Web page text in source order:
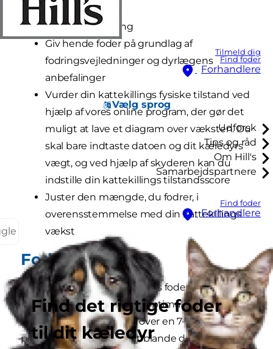
Tilmeld dig
Find foder
Forhandlere
Vælg sprog
Udforsk
Tips og råd
Om Hill's
Samarbejdspartnere
Find foder
Forhandlere
Find det rigtige foder
til dit kæledyr
Vej din kattekilling
Giv hende foder på grundlag af
fodringsvejledninger og dyrlægens
anbefalinger
Vurder din kattekillings fysiske tilstand ved
hjælp af vores online program, der gør det
muligt at lave et diagram over væksten. Du
skal bare indtaste datoen og dit kæledyrs
vægt, og ved hjælp af skyderen kan du
indstille din kattekillings tilstandsscore
Juster den mængde, du fodrer, i
overensstemmelse med din kattekillings
vækst
Foderskift
Hvis du skifter kattekillingens foder til Hill's
Science Plan Feline Adult Optimal Care, skal du
introducere det gradvist over en 7-dages
periode. Det gøres ved at blande din